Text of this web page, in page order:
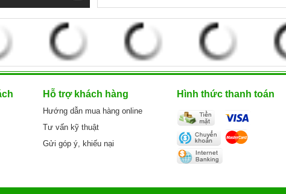
Hỗ trợ khách hàng
Hướng dẫn mua hàng online
Tư vấn kỹ thuật
Gửi góp ý, khiếu nại
Hình thức thanh toán